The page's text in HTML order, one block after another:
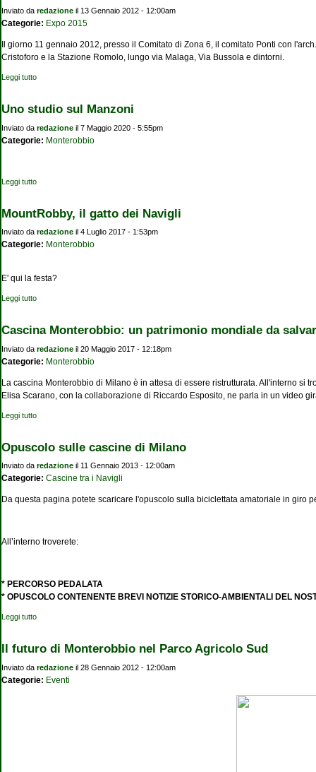
Inviato da redazione il 13 Gennaio 2012 - 12:00am
Categorie: Expo 2015
Il giorno 11 gennaio 2012, presso il Comitato di Zona 6, il comitato Ponti con
Cristoforo e la Stazione Romolo, lungo via Malaga, Via Bussola e dintorni.
Leggi tutto
Uno studio sul Manzoni
Inviato da redazione il 7 Maggio 2020 - 5:55pm
Categorie: Monterobbio
Leggi tutto
MountRobby, il gatto dei Navigli
Inviato da redazione il 4 Luglio 2017 - 1:53pm
Categorie: Monterobbio
E' qui la festa?
Leggi tutto
Cascina Monterobbio: un patrimonio mondiale da
Inviato da redazione il 20 Maggio 2017 - 12:18pm
Categorie: Monterobbio
La cascina Monterobbio di Milano è in attesa di essere ristrutturata. All'interno si
Elisa Scarano, con la collaborazione di Riccardo Esposito, ne parla in un video
Leggi tutto
Opuscolo sulle cascine di Milano
Inviato da redazione il 11 Gennaio 2013 - 12:00am
Categorie: Cascine tra i Navigli
Da questa pagina potete scaricare l'opuscolo sulla biciclettata amatoriale in giro
All’interno troverete:
* PERCORSO PEDALATA
* OPUSCOLO CONTENENTE BREVI NOTIZIE STORICO-AMBIENTALI DEL
Leggi tutto
Il futuro di Monterobbio nel Parco Agricolo Sud
Inviato da redazione il 28 Gennaio 2012 - 12:00am
Categorie: Eventi